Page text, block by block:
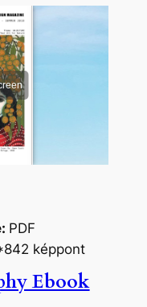
PDF
képpont
Ebook